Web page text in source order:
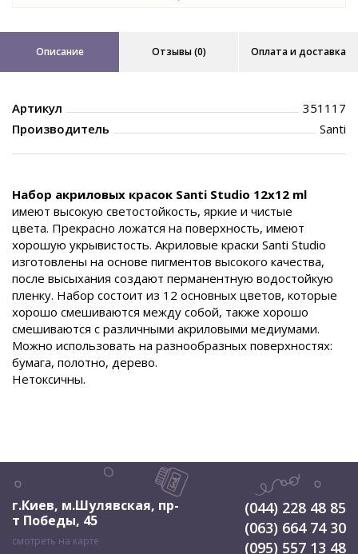
Описание Отзывы (0) Оплата и доставка
Артикул
351117
Производитель
Santi
Набор акриловых красок Santi Studio 12x12 ml
имеют высокую светостойкость, яркие и чистые
цвета. Прекрасно ложатся на поверхность, имеют
хорошую укрывистость. Акриловые краски Santi Studio
изготовлены на основе пигментов высокого качества,
после высыхания создают перманентную водостойкую
пленку. Набор состоит из 12 основных цветов, которые
хорошо смешиваются между собой, также хорошо
смешиваются с различными акриловыми медиумами.
Можно использовать на разнообразных поверхностях:
бумага, полотно, дерево.
Нетоксичны.
г.Киев, м.Шулявская, пр-
т Победы, 45
смотреть на карте
(044) 228 48 85
(063) 664 74 30
(095) 557 13 48